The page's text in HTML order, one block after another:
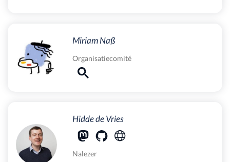
Miriam Naß
Organisatiecomité
Hidde de Vries
Nalezer